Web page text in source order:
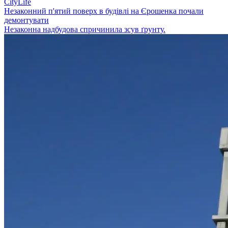
Незаконний п'ятий поверх в будівлі на Єрошенка почали
демонтувати
Незаконна надбудова спричинила зсув ґрунту.